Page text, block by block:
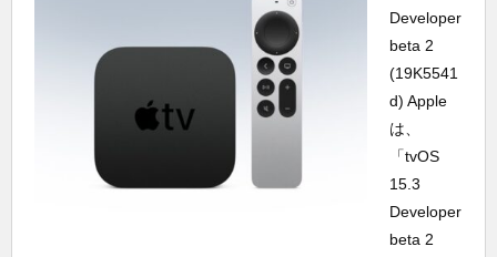
Developer
beta 2
(19K5541
d) Apple
は、
「tvOS
15.3
Developer
beta 2